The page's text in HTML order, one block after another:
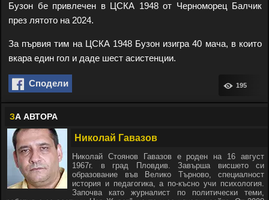
Бузон бе привлечен в ЦСКА 1948 от Черноморец Балчик
през лятото на 2024.
За първия тим на ЦСКА 1948 Бузон изигра 40 мача, в които
вкара един гол и даде шест асистенции.
Сподели 195
ЗА АВТОРА
Николай Гавазов
Николай Стоянов Гавазов е роден на 16 август
1967г. в град Пловдив. Завърша висшето си
образование във Велико Търново, специалност
история и педагогика, а по-късно учи психология.
Започва като журналист по политически теми,